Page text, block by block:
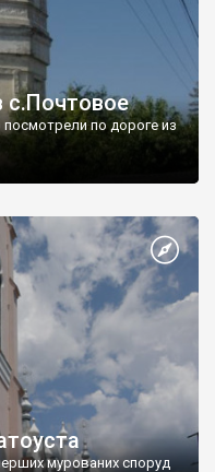
с.Почтовое
по дороге из
мурованих споруд